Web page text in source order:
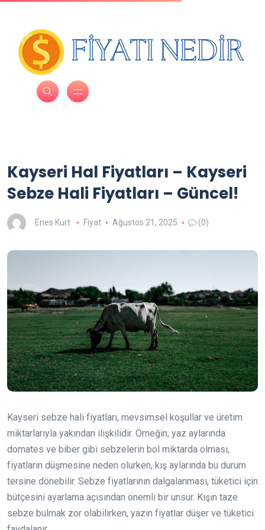
Kayseri Hal Fiyatları – Kayseri
Sebze Hali Fiyatları – Güncel!
Enes Kurt Fiyat Ağustos 21, 2025 (0)
Kayseri sebze hali fiyatları, mevsimsel koşullar ve üretim
miktarlarıyla yakından ilişkilidir. Örneğin, yaz aylarında
domates ve biber gibi sebzelerin bol miktarda olması,
fiyatların düşmesine neden olurken, kış aylarında bu durum
tersine dönebilir. Sebze fiyatlarının dalgalanması, tüketici için
bütçesini ayarlama açısından önemli bir unsur. Kışın taze
sebze bulmak zor olabilirken, yazın fiyatlar düşer ve tüketici